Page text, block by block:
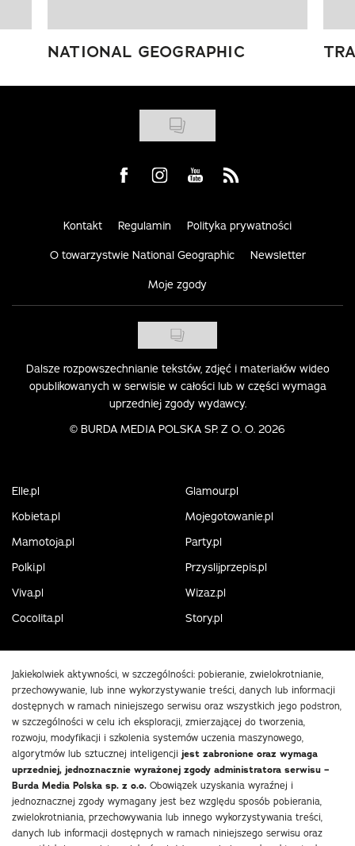
NATIONAL GEOGRAPHIC
Visit us on Facebook
Visit us on Instagram
Visit us on Youtube
Visit us on Rss
Kontakt Regulamin Polityka prywatności
O towarzystwie National Geographic Newsletter
Moje zgody
Dalsze rozpowszechnianie tekstów, zdjęć i materiałów wideo
opublikowanych w serwisie w całości lub w części wymaga
uprzedniej zgody wydawcy.
© BURDA MEDIA POLSKA SP. Z O. O. 2026
Elle.pl
Glamour.pl
Kobieta.pl
Mojegotowanie.pl
Mamotoja.pl
Party.pl
Polki.pl
Przyslijprzepis.pl
Viva.pl
Wizaz.pl
Cocolita.pl
Story.pl
Jakiekolwiek aktywności, w szczególności: pobieranie, zwielokrotnianie,
przechowywanie, lub inne wykorzystywanie treści, danych lub informacji
dostępnych w ramach niniejszego serwisu oraz wszystkich jego podstron,
w szczególności w celu ich eksploracji, zmierzającej do tworzenia,
rozwoju, modyfikacji i szkolenia systemów uczenia maszynowego,
algorytmów lub sztucznej inteligencji jest zabronione oraz wymaga
uprzedniej, jednoznacznie wyrażonej zgody administratora serwisu –
Burda Media Polska sp. z o.o. Obowiązek uzyskania wyraźnej i
jednoznacznej zgody wymagany jest bez względu sposób pobierania,
zwielokrotniania, przechowywania lub innego wykorzystywania treści,
danych lub informacji dostępnych w ramach niniejszego serwisu oraz